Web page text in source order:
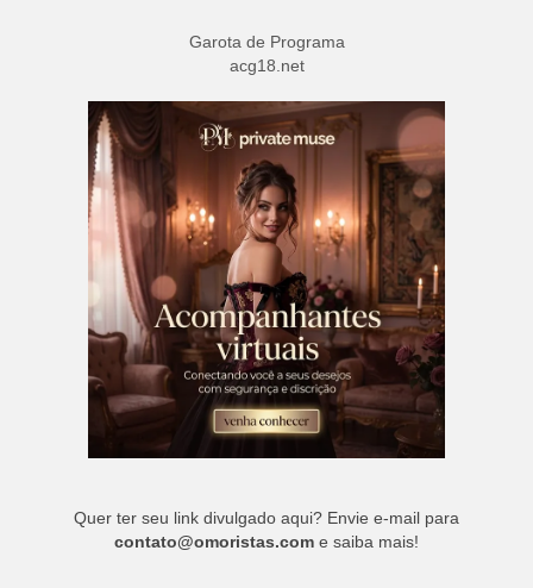
Garota de Programa
acg18.net
Quer ter seu link divulgado aqui? Envie e-mail para
contato@omoristas.com e saiba mais!